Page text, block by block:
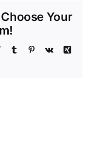
Your
TelegramTumblr Pinterest
Vk
Xing